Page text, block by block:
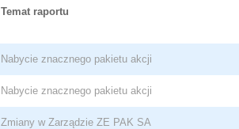
Temat raportu
Nabycie znacznego pakietu akcji
Nabycie znacznego pakietu akcji
Zmiany w Zarządzie ZE PAK SA